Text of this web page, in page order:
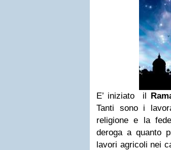
E’ iniziato il
Tanti sono i
religione e la
deroga a quanto
lavori agricoli nei